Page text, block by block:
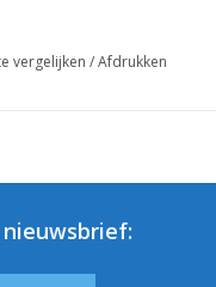
vergelijken /Afdrukken